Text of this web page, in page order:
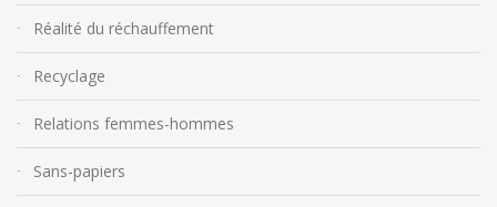
Réalité du réchauffement
Recyclage
Relations femmes-hommes
Sans-papiers